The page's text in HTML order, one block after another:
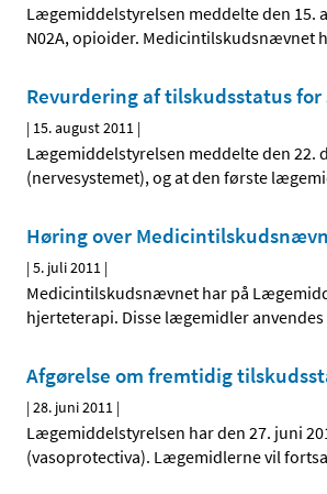
Lægemiddelstyrelsen meddelte den 15.
N02A, opioider. Medicintilskudsnævnet
Revurdering af tilskudsstatus
| 15. august 2011 |
Lægemiddelstyrelsen meddelte den 22.
(nervesystemet), og at den første
Høring over
|5. juli 2011 |
Medicintilskudsnævnet har på
hjerteterapi. Disse lægemidler
Afgørelse om fremtidig
|28. juni 2011 |
Lægemiddelstyrelsen har den 27. juni
(vasoprotectiva). Lægemidlerne vil